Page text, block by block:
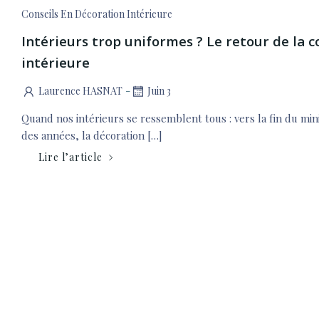
Conseils En Décoration Intérieure
Intérieurs trop uniformes ? Le retour de la
intérieure
Laurence HASNAT - Juin 3
Quand nos intérieurs se ressemblent tous : vers la fin du
des années, la décoration […]
Lire l’article